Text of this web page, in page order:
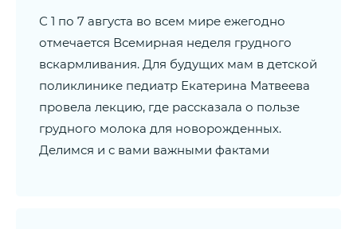
С 1 по 7 августа во всем мире ежегодно
отмечается Всемирная неделя грудного
вскармливания. Для будущих мам в детской
поликлинике педиатр Екатерина Матвеева
провела лекцию, где рассказала о пользе
грудного молока для новорожденных.
Делимся и с вами важными фактами